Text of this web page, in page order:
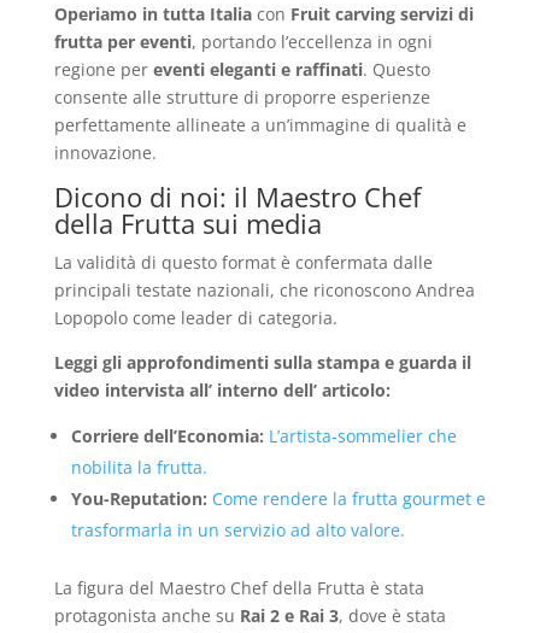
Operiamo in tutta Italiacon Fruit carving servizi di
frutta per eventi, portando l’eccellenza in ogni
regione per eventi eleganti e raffinati. Questo
consente alle strutture di proporre esperienze
perfettamente allineate a un’immagine di qualità e
innovazione.
Dicono di noi: il Maestro Chef
della Frutta sui media
La validità di questo format è confermata dalle
principali testate nazionali, che riconoscono Andrea
Lopopolo come leader di categoria.
Leggi gli approfondimenti sulla stampa e guarda il
video intervista all’ interno dell’ articolo:
Corriere dell’Economia: L’artista-sommelier che
nobilita la frutta.
You-Reputation: Come rendere la frutta gourmet e
trasformarla in un servizio ad alto valore.
La figura del Maestro Chef della Frutta è stata
protagonista anche su Rai 2 e Rai 3, dove è stata